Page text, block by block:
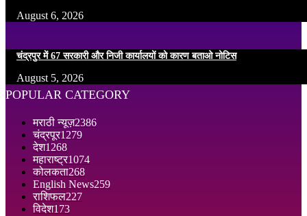
August 6, 2026
चंद्रपुर में 67 सरकारी और निजी कार्यालयों को कारण बताओ नोटिस
August 5, 2026
POPULAR CATEGORY
मराठी न्यूज़2386
चंद्रपूर1279
देश1268
महाराष्ट्र1074
कोलकता268
English News259
राशिफल227
विदेश173